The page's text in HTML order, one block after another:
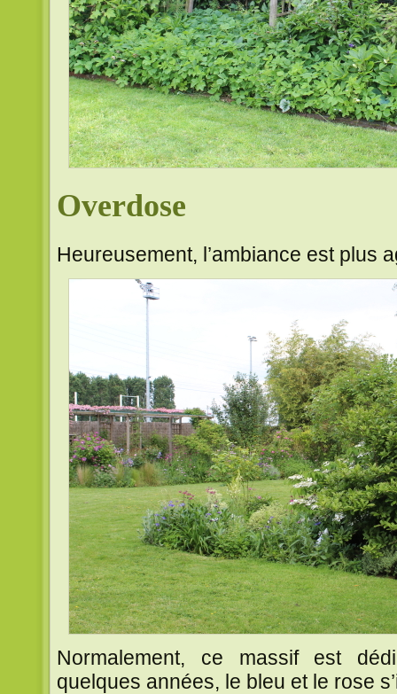
Overdose
Heureusement, l’ambiance est plus
Normalement, ce massif est
quelques années, le bleu et le rose